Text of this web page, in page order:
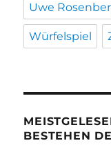
Uwe
Würfelspiel
BESTEHEN